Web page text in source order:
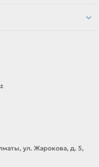
складского
ул. Жарокова, д. 5,